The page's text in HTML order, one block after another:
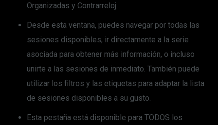
Organizadas y Contrarreloj.
Desde esta ventana, puedes navegar por todas las
sesiones disponibles, ir directamente a la serie
asociada para obtener más información, o incluso
unirte a las sesiones de inmediato. También puede
utilizar los filtros y las etiquetas para adaptar la lista
de sesiones disponibles a su gusto.
Esta pestaña está disponible para TODOS los